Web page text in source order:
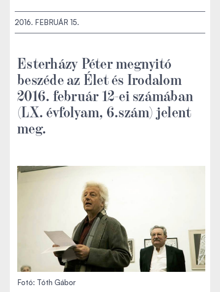
2016. FEBRUÁR 15.
Esterházy Péter megnyitó
beszéde az Élet és Irodalom
2016. február 12-ei számában
(LX. évfolyam, 6.szám) jelent
meg.
Fotó: Tóth Gábor